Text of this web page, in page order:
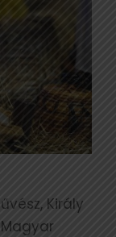
Király